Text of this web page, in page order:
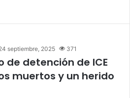
septiembre, 2025 371
de detención de ICE
muertos y un herido